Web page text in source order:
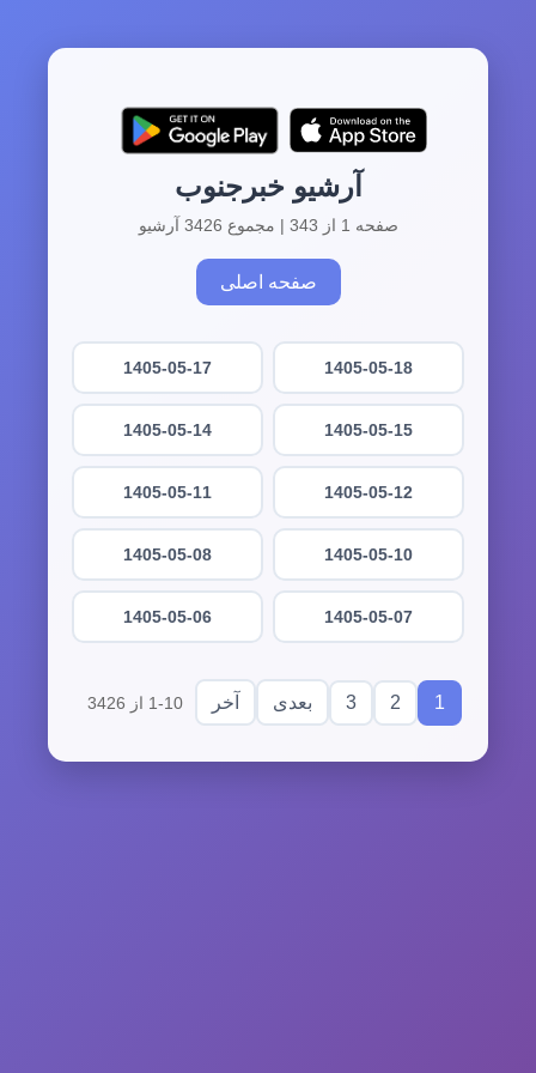
آرشیو خبرجنوب
صفحه 1 از 343 | مجموع 3426 آرشیو
صفحه اصلی
1405-05-18
1405-05-17
1405-05-15
1405-05-14
1405-05-12
1405-05-11
1405-05-10
1405-05-08
1405-05-07
1405-05-06
1
2
3 بعدی آخر 1-10 از 3426